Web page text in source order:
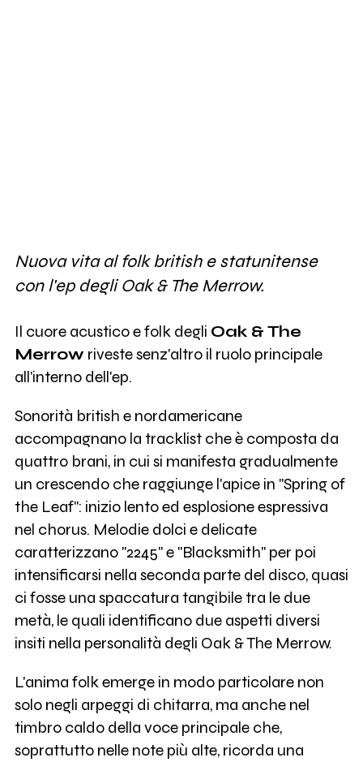
Nuova vita al folk british e statunitense
con l'ep degli Oak & The Merrow.
Il cuore acustico e folk degli Oak & The
Merrow riveste senz'altro il ruolo principale
all'interno dell'ep.
Sonorità british e nordamericane
accompagnano la tracklist che è composta da
quattro brani, in cui si manifesta gradualmente
un crescendo che raggiunge l'apice in "Spring of
the Leaf": inizio lento ed esplosione espressiva
nel chorus. Melodie dolci e delicate
caratterizzano "2245" e "Blacksmith" per poi
intensificarsi nella seconda parte del disco, quasi
ci fosse una spaccatura tangibile tra le due
metà, le quali identificano due aspetti diversi
insiti nella personalità degli Oak & The Merrow.
L'anima folk emerge in modo particolare non
solo negli arpeggi di chitarra, ma anche nel
timbro caldo della voce principale che,
soprattutto nelle note più alte, ricorda una